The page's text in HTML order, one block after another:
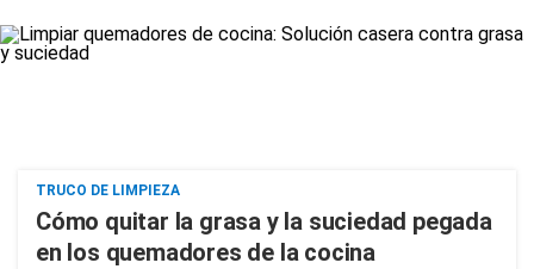
TRUCO DE LIMPIEZA
Cómo quitar la grasa y la suciedad pegada
en los quemadores de la cocina